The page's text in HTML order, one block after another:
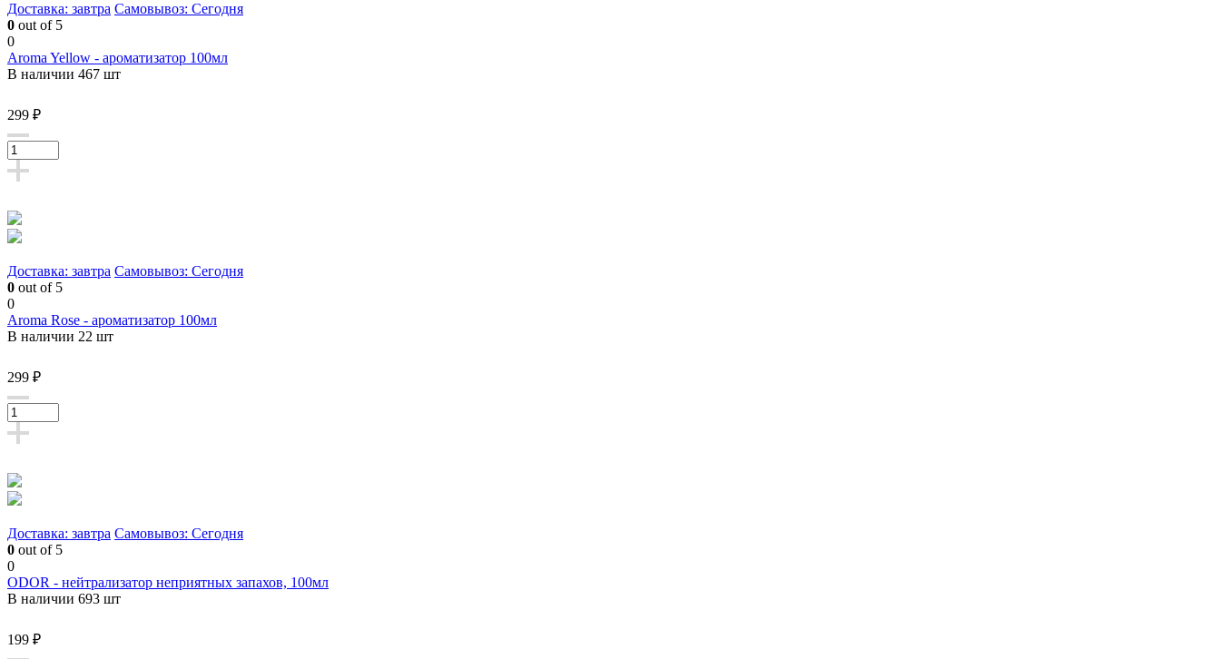
Доставка: завтра Самовывоз: Сегодня
0 out of 5
0
Aroma Yellow - ароматизатор 100мл
В наличии 467 шт
299 ₽
Доставка: завтра Самовывоз: Сегодня
0 out of 5
0
Aroma Rose - ароматизатор 100мл
В наличии 22 шт
299 ₽
Доставка: завтра Самовывоз: Сегодня
0 out of 5
0
ODOR - нейтрализатор неприятных запахов, 100мл
В наличии 693 шт
199 ₽